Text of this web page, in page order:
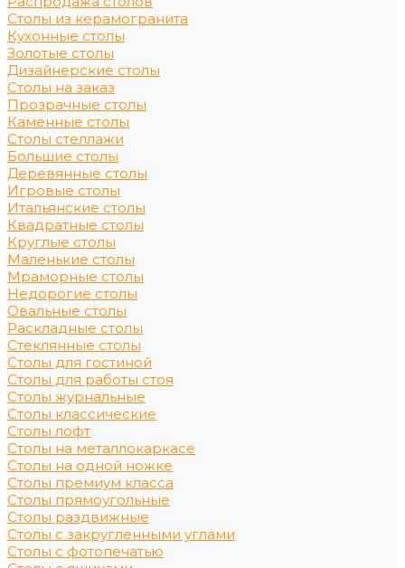
Столы из керамогранита
Кухонные столы
Золотые столы
Дизайнерские столы
Столы на заказ
Прозрачные столы
Каменные столы
Столы стеллажи
Большие столы
Деревянные столы
Игровые столы
Итальянские столы
Квадратные столы
Круглые столы
Маленькие столы
Мраморные столы
Недорогие столы
Овальные столы
Раскладные столы
Стеклянные столы
Столы для гостиной
Столы для работы стоя
Столы журнальные
Столы классические
Столы лофт
Столы на металлокаркасе
Столы на одной ножке
Столы премиум класса
Столы прямоугольные
Столы раздвижные
Столы с закругленными углами
Столы с фотопечатью